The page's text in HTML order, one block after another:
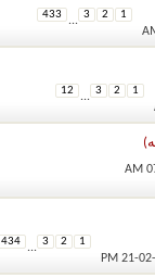
1
2
3
...
433
1
2
3
...
12
1
2
3
...
434